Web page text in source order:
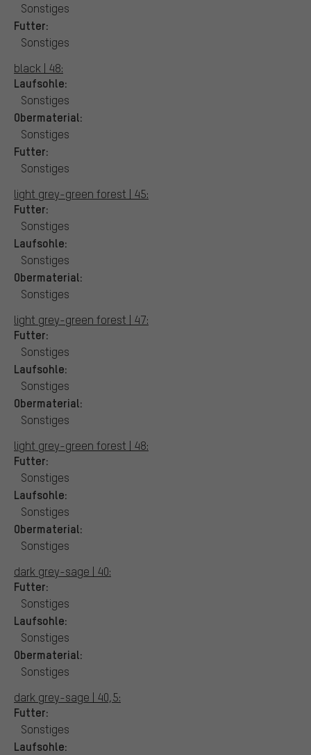
Sonstiges
Futter:
Sonstiges
black | 48:
Laufsohle:
Sonstiges
Obermaterial:
Sonstiges
Futter:
Sonstiges
light grey-green forest | 45:
Futter:
Sonstiges
Laufsohle:
Sonstiges
Obermaterial:
Sonstiges
light grey-green forest | 47:
Futter:
Sonstiges
Laufsohle:
Sonstiges
Obermaterial:
Sonstiges
light grey-green forest | 48:
Futter:
Sonstiges
Laufsohle:
Sonstiges
Obermaterial:
Sonstiges
dark grey-sage | 40:
Futter:
Sonstiges
Laufsohle:
Sonstiges
Obermaterial:
Sonstiges
dark grey-sage | 40,5:
Futter:
Sonstiges
Laufsohle: